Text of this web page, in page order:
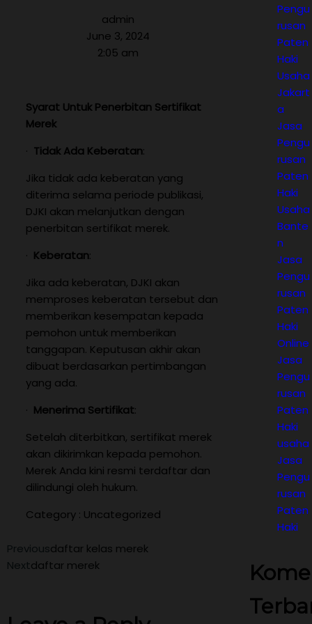
admin
June 3, 2024
2:05 am
Syarat Untuk Penerbitan Sertifikat
Merek
· Tidak Ada Keberatan:
Jika tidak ada keberatan yang
diterima selama periode publikasi,
DJKI akan melanjutkan dengan
penerbitan sertifikat merek.
· Keberatan:
Jika ada keberatan, DJKI akan
memproses keberatan tersebut dan
memberikan kesempatan kepada
pemohon untuk memberikan
tanggapan. Keputusan akhir akan
dibuat berdasarkan pertimbangan
yang ada.
· Menerima Sertifikat:
Setelah diterbitkan, sertifikat merek
akan dikirimkan kepada pemohon.
Merek Anda kini resmi terdaftar dan
dilindungi oleh hukum.
Category : Uncategorized
Previousdaftar kelas merek
Nextdaftar merek
Pengu
rusan
Paten
Haki
Usaha
Jakart
a
Jasa
Pengu
rusan
Paten
Haki
Usaha
Bante
n
Jasa
Pengu
rusan
Paten
Haki
Online
Jasa
Pengu
rusan
Paten
Haki
usaha
Jasa
Pengu
rusan
Paten
Haki